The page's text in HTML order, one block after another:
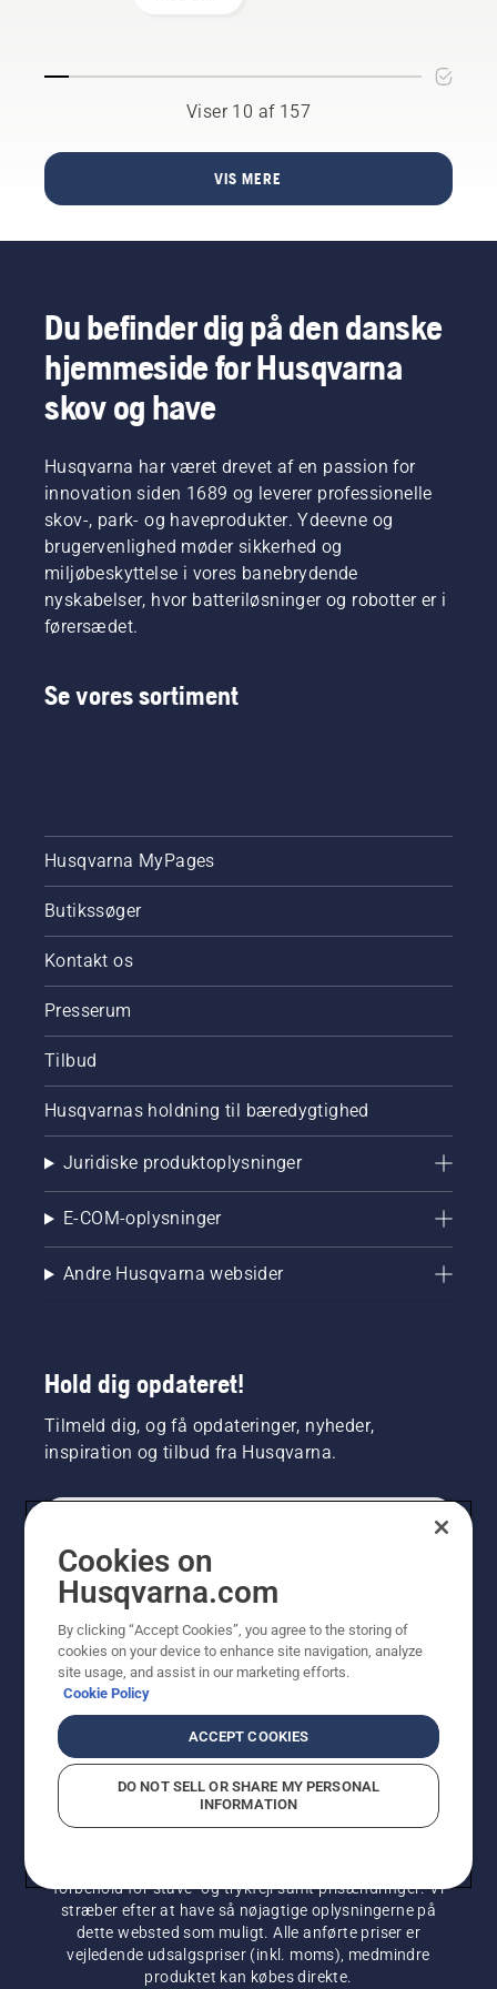
du 4 tips
græsplæne.
nye
blomster
varmere
vejr. Her
til
med at
din
græsplæne
har den
mulige
form,
når
græsset
genoptager
sin
vækst.
vores
vigtigste
holde en
sund og
frodig
bedste
græsplane!
Viser 10 af 157
VIS MERE
Du befinder dig på den danske
hjemmeside for Husqvarna
skov og have
Husqvarna har været drevet af en passion for
innovation siden 1689 og leverer professionelle
skov-, park- og haveprodukter. Ydeevne og
brugervenlighed møder sikkerhed og
miljøbeskyttelse i vores banebrydende
nyskabelser, hvor batteriløsninger og robotter er i
førersædet.
Se vores sortiment
Husqvarna MyPages
Butikssøger
Kontakt os
Presserum
Tilbud
Husqvarnas holdning til bæredygtighed
Juridiske produktoplysninger
E-COM-oplysninger
Andre Husqvarna websider
Hold dig opdateret!
Tilmeld dig, og få opdateringer, nyheder,
inspiration og tilbud fra Husqvarna.
PROFESSIONEL
forbehold for stave- og trykfejl samt prisændringer. Vi
stræber efter at have så nøjagtige oplysningerne på
dette websted som muligt. Alle anførte priser er
vejledende udsalgspriser (inkl. moms), medmindre
produktet kan købes direkte.
Cookies on
Husqvarna.com
By clicking “Accept Cookies”, you agree to the storing of
cookies on your device to enhance site navigation, analyze
site usage, and assist in our marketing efforts.
Cookie Policy
ACCEPT COOKIES
DO NOT SELL OR SHARE MY PERSONAL
INFORMATION